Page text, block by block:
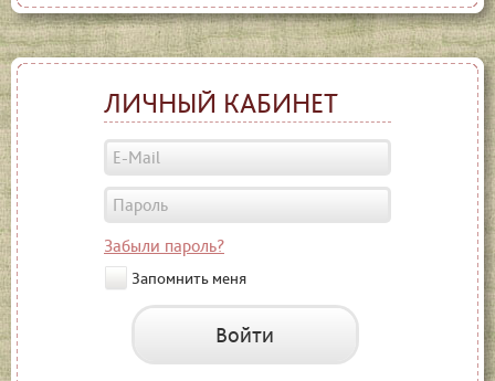
ЛИЧНЫЙ КАБИНЕТ
Забыли пароль?
Запомнить меня
Войти